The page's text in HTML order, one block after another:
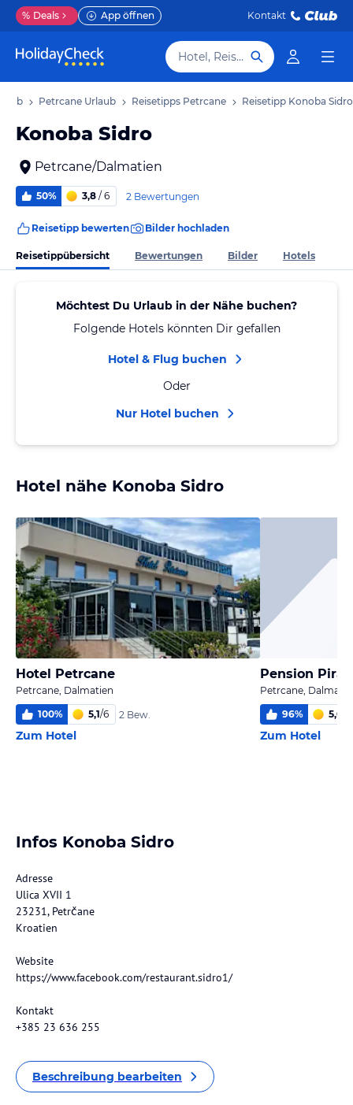
% Deals App öffnen Kontakt
Hotel, Reiseziel
Petrcane Urlaub Reisetipps Petrcane Reisetipp Konoba Sidro
Konoba Sidro
Petrcane/Dalmatien
50% 3,8 / 6 2 Bewertungen
Reisetipp bewerten Bilder hochladen
Reisetippübersicht Bewertungen Bilder Hotels
Möchtest Du Urlaub in der Nähe buchen?
Folgende Hotels könnten Dir gefallen
Hotel & Flug buchen
Oder
Nur Hotel buchen
Hotel nähe Konoba Sidro
Hotel Petrcane
Petrcane, Dalmatien
100% 5,1/6 2 Bew.
Zum Hotel
Pension Pirat
Petrcane,
96% 5,0
Zum Hotel
Infos Konoba Sidro
Adresse
Ulica XVII 1
23231, Petrčane
Kroatien
Website
https://www.facebook.com/restaurant.sidro1/
Kontakt
+385 23 636 255
Beschreibung bearbeiten